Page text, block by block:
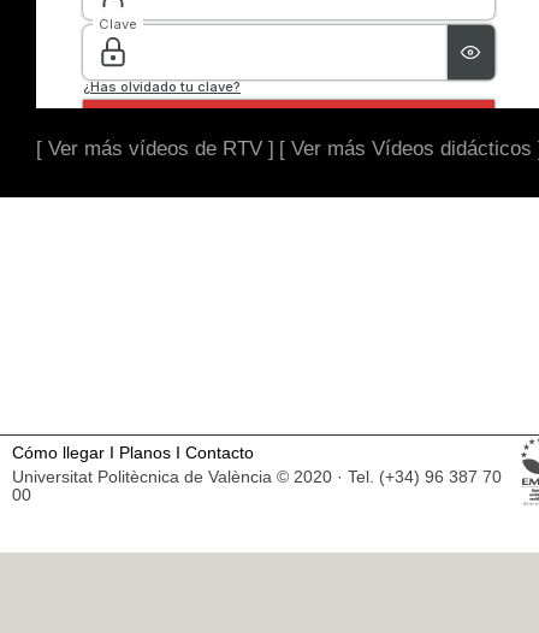
[ Ver más vídeos de RTV ] [ Ver más Vídeos didácticos
Cómo llegar I Planos I Contacto
Universitat Politècnica de València © 2020 · Tel. (+34) 96 387 70
00